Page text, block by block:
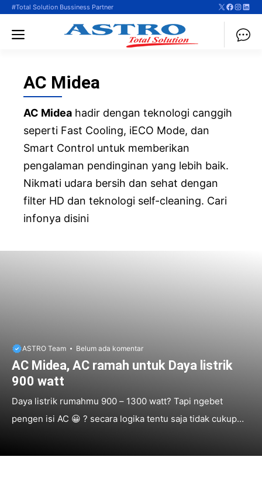
Langsung
#Total Solution Bussiness Partner X
Menu
AC Midea
AC Midea hadir dengan teknologi canggih
seperti Fast Cooling, iECO Mode, dan
Smart Control untuk memberikan
pengalaman pendinginan yang lebih baik.
Nikmati udara bersih dan sehat dengan
filter HD dan teknologi self-cleaning. Cari
infonya disini
ASTRO Team Belum ada komentar
AC Midea, AC ramah untuk Daya listrik
900 watt
Daya listrik rumahmu 900 – 1300 watt? Tapi ngebet
pengen isi AC 😀 ? secara logika tentu saja tidak cukup
PK saja. Pastinya sudah ada yang mengalaminya. 🙂 Hawa